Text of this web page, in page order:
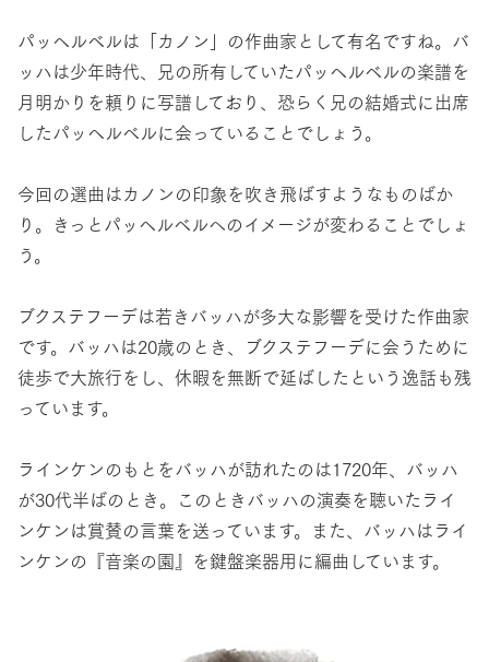
パッヘルベルは「カノン」の作曲家として有名ですね。バ
ッハは少年時代、兄の所有していたパッヘルベルの楽譜を
月明かりを頼りに写譜しており、恐らく兄の結婚式に出席
したパッヘルベルに会っていることでしょう。
今回の選曲はカノンの印象を吹き飛ばすようなものばか
り。きっとパッヘルベルへのイメージが変わることでしょ
う。
ブクステフーデは若きバッハが多大な影響を受けた作曲家
です。バッハは20歳のとき、ブクステフーデに会うために
徒歩で大旅行をし、休暇を無断で延ばしたという逸話も残
っています。
ラインケンのもとをバッハが訪れたのは1720年、バッハ
が30代半ばのとき。このときバッハの演奏を聴いたライ
ンケンは賞賛の言葉を送っています。また、バッハはライ
ンケンの『音楽の園』を鍵盤楽器用に編曲しています。